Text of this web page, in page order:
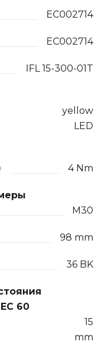
EC002714
EC002714
IFL 15-300-01T
yellow
LED
4 Nm
M30
98 mm
36 BK
60
15
mm